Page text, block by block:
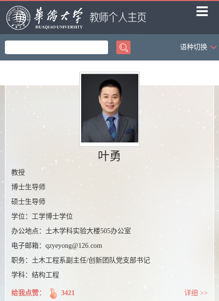
首页
语种切换
叶勇
教授
博士生导师
硕士生导师
学位：工学博士学位
办公地点： 土木学科实验大楼505办公室
电子邮箱： qzyeyong@126.com
职务： 土木工程系副主任/创新团队党支部书记
学科：结构工程
给我点赞： 3421 详细 >>